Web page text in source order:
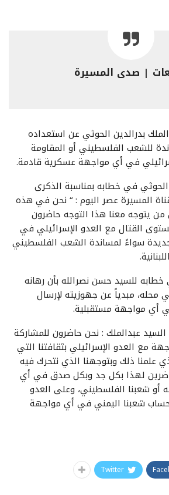
| صدى المسيرة
بدرالدين الحوثي عن استعداده
للشعب الفلسطيني أو المقاومة
في أي مواجهة عسكرية قادمة.
في خطابه بمناسبة الذكرى
المسيرة عصر اليوم : “ نحن في هذه
من يتوجه معنا هذا التوجه حاضرون
القتال مع العدو الإسرائيلي في
سواءً لمساندة الشعب الفلسطيني
للسيد حسن نصرالله بأن رهانه
مبدياً عن جهوزيته لإرسال
أي مواجهة مستقبلية.
عبدالملك : نحن حاضرون للمشاركة
مع العدو الإسرائيلي بثقافتنا التي
علمنا ذلك وبتوجهنا الذي نتحرك فيه
لهذا بكل جد وبكل صدق في أي
أو شعبنا الفلسطيني، وعلى العدو
شعبنا اليمني في أي مواجهة
Twitter